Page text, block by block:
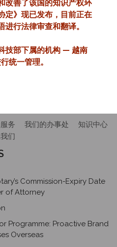
改善了该国的知识产权环
定》现已发布，目前正在
行法律审查和翻译。
技部下属的机构 — 越南
统一管理。
务 我们的办事处
知识中心
们
Commission-Expiry Date
of Attorney
Programme: Proactive Brand
Overseas